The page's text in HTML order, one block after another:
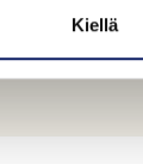
Kiellä